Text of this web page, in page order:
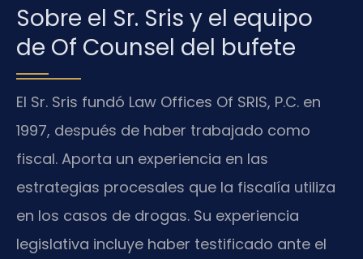
Sobre el Sr. Sris y el equipo
de Of Counsel del bufete
El Sr. Sris fundó Law Offices Of SRIS, P.C. en
1997, después de haber trabajado como
fiscal. Aporta un experiencia en las
estrategias procesales que la fiscalía utiliza
en los casos de drogas. Su experiencia
legislativa incluye haber testificado ante el